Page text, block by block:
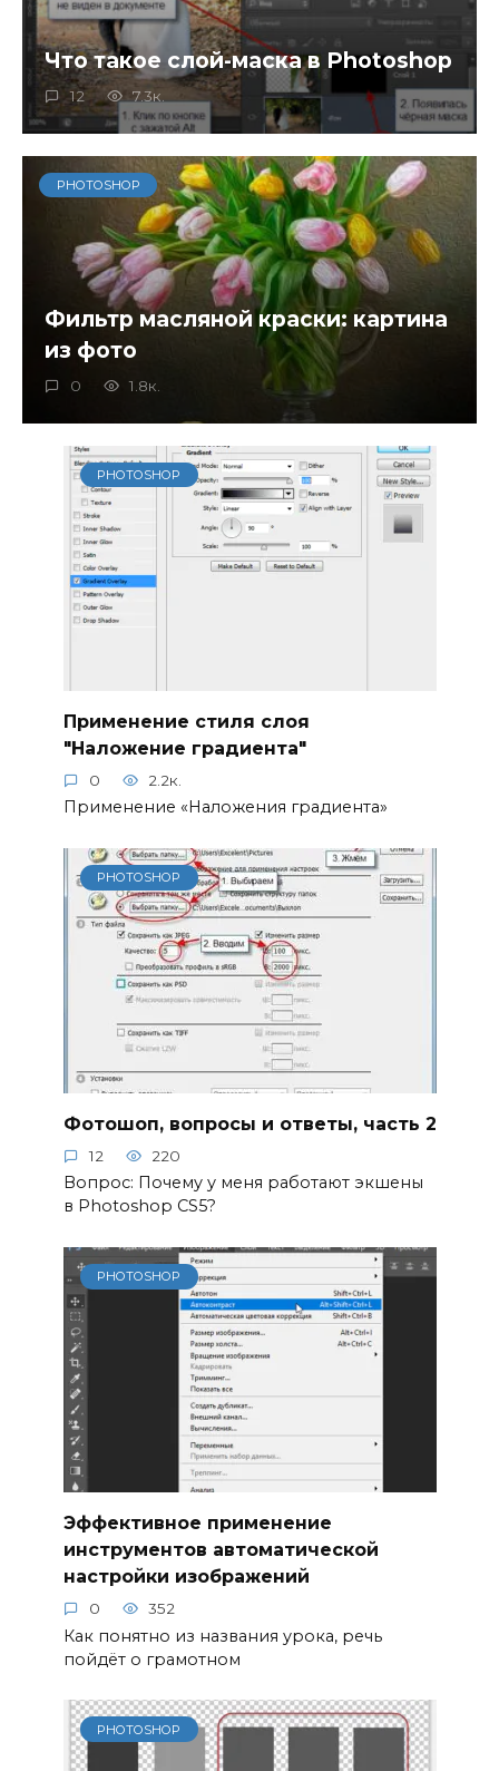
Что такое слой-маска в Photoshop
12 7.3к.
PHOTOSHOP
Фильтр масляной краски: картина
из фото
0 1.8к.
PHOTOSHOP
Применение стиля слоя
"Наложение градиента"
0 2.2к.
Применение «Наложения градиента»
PHOTOSHOP
Фотошоп, вопросы и ответы, часть 2
12 220
Вопрос: Почему у меня работают экшены
в Photoshop CS5?
PHOTOSHOP
Эффективное применение
инструментов автоматической
настройки изображений
0 352
Как понятно из названия урока, речь
пойдёт о грамотном
PHOTOSHOP